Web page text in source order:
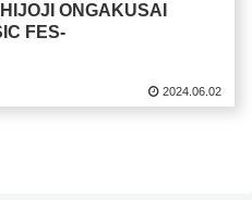
ONGAKUSAI
FES-
2024.06.02